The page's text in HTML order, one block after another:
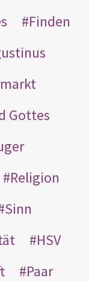
Finden
Gottes
Religion
Sinn
HSV
Paar